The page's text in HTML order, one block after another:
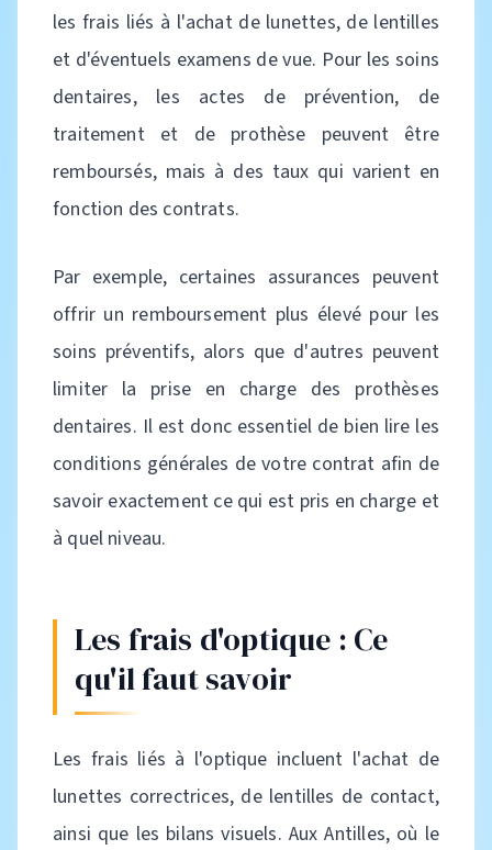
les frais liés à l'achat de lunettes, de lentilles
et d'éventuels examens de vue. Pour les soins
dentaires, les actes de prévention, de
traitement et de prothèse peuvent être
remboursés, mais à des taux qui varient en
fonction des contrats.
Par exemple, certaines assurances peuvent
offrir un remboursement plus élevé pour les
soins préventifs, alors que d'autres peuvent
limiter la prise en charge des prothèses
dentaires. Il est donc essentiel de bien lire les
conditions générales de votre contrat afin de
savoir exactement ce qui est pris en charge et
à quel niveau.
Les frais d'optique : Ce
qu'il faut savoir
Les frais liés à l'optique incluent l'achat de
lunettes correctrices, de lentilles de contact,
ainsi que les bilans visuels. Aux Antilles, où le